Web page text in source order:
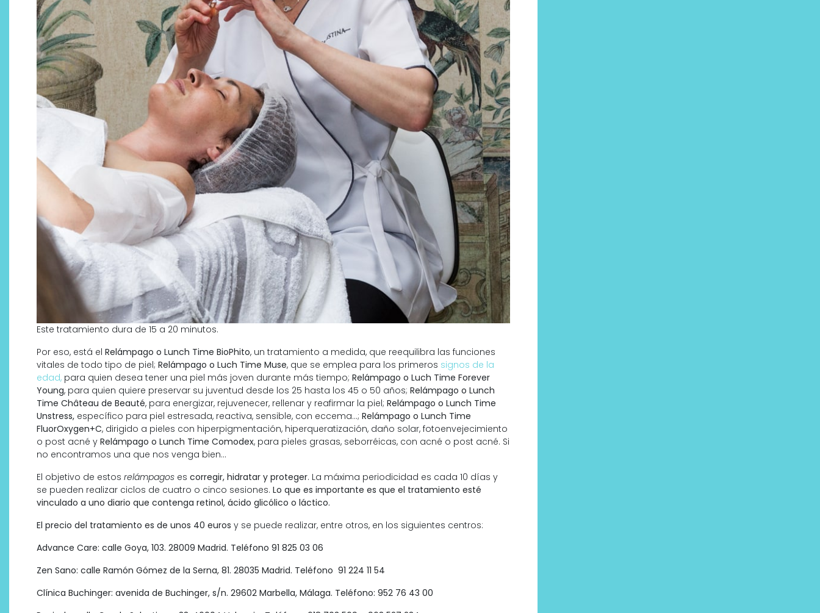
Este tratamiento dura de 15 a 20 minutos.
Por eso, está el Relámpago o Lunch Time BioPhito, un tratamiento a medida, que reequilibra las funciones
vitales de todo tipo de piel; Relámpago o Luch Time Muse, que se emplea para los primeros signos de la
edad, para quien desea tener una piel más joven durante más tiempo; Relámpago o Luch Time Forever
Young, para quien quiere preservar su juventud desde los 25 hasta los 45 o 50 años; Relámpago o Lunch
Time Château de Beauté, para energizar, rejuvenecer, rellenar y reafirmar la piel; Relámpago o Lunch Time
Unstress, específico para piel estresada, reactiva, sensible, con eccema…; Relámpago o Lunch Time
FluorOxygen+C, dirigido a pieles con hiperpigmentación, hiperqueratización, daño solar, fotoenvejecimiento
o post acné y Relámpago o Lunch Time Comodex, para pieles grasas, seborréicas, con acné o post acné. Si
no encontramos una que nos venga bien…
El objetivo de estos relámpagos es corregir, hidratar y proteger. La máxima periodicidad es cada 10 días y
se pueden realizar ciclos de cuatro o cinco sesiones. Lo que es importante es que el tratamiento esté
vinculado a uno diario que contenga retinol, ácido glicólico o láctico.
El precio del tratamiento es de unos 40 euros y se puede realizar, entre otros, en los siguientes centros:
Advance Care: calle Goya, 103. 28009 Madrid. Teléfono 91 825 03 06
Zen Sano: calle Ramón Gómez de la Serna, 81. 28035 Madrid. Teléfono 91 224 11 54
Clínica Buchinger: avenida de Buchinger, s/n. 29602 Marbella, Málaga. Teléfono: 952 76 43 00